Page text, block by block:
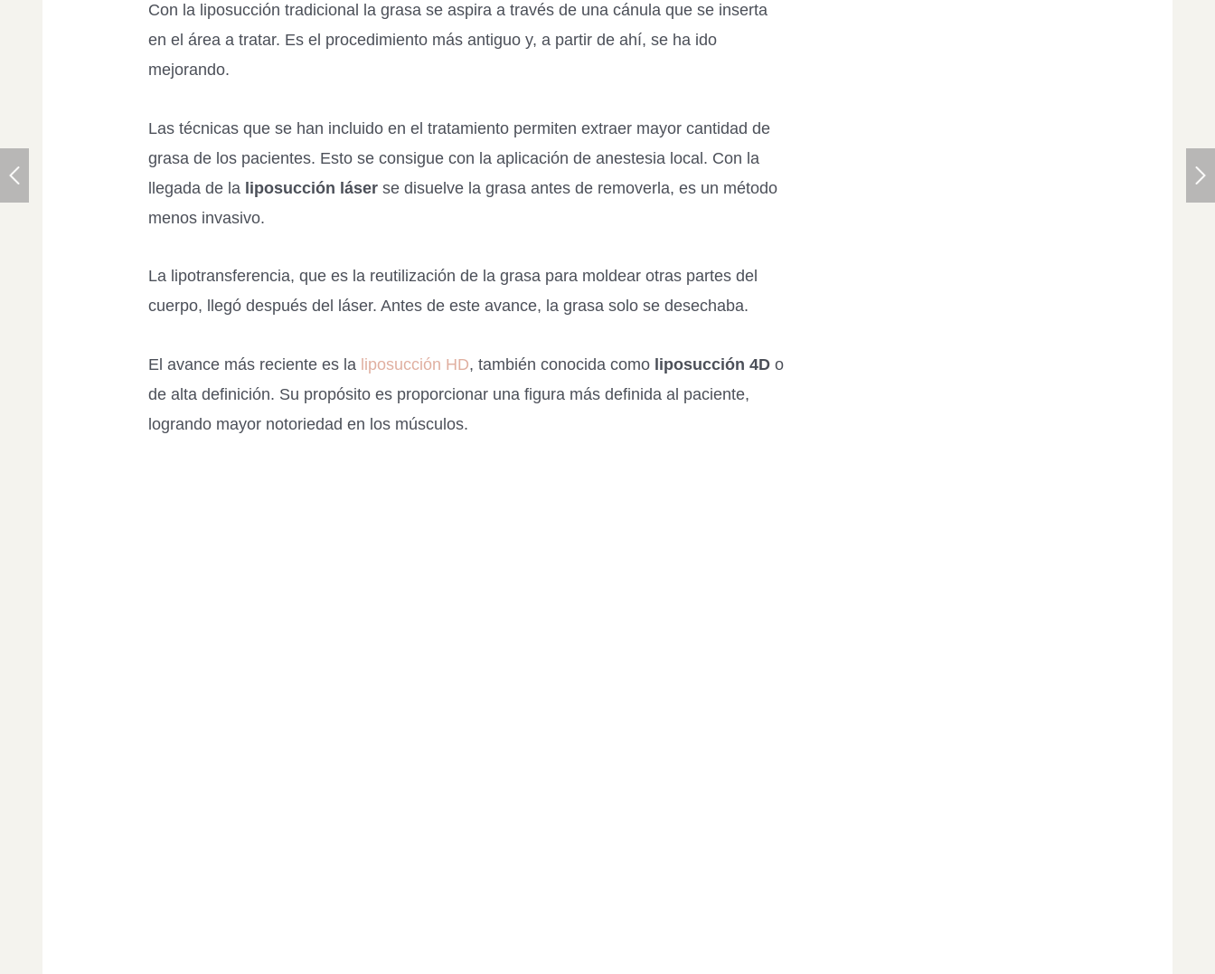
Con la liposucción tradicional la grasa se aspira a través de una cánula que se inserta
en el área a tratar. Es el procedimiento más antiguo y, a partir de ahí, se ha ido
mejorando.
Las técnicas que se han incluido en el tratamiento permiten extraer mayor cantidad de
grasa de los pacientes. Esto se consigue con la aplicación de anestesia local. Con la
llegada de la liposucción láserse disuelve la grasa antes de removerla, es un método
menos invasivo.
La lipotransferencia, que es la reutilización de la grasa para moldear otras partes del
cuerpo, llegó después del láser. Antes de este avance, la grasa solo se desechaba.
El avance más reciente es la liposucción HD, también conocida como liposucción 4Do
de alta definición. Su propósito es proporcionar una figura más definida al paciente,
logrando mayor notoriedad en los músculos.